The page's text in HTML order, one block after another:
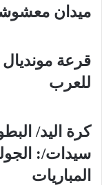
ميدان
للعرب
كرة اليد/
المباريات